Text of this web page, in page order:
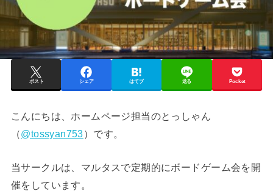
ポスト シェア はてブ 送る Pocket
こんにちは、ホームページ担当のとっしゃん
（@tossyan753）です。
当サークルは、マルタスで定期的にボードゲーム会を開
催をしています。